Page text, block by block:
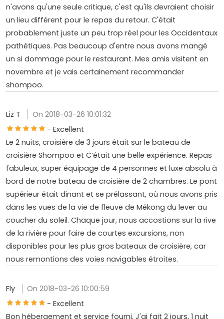
n'avons qu'une seule critique, c'est qu'ils devraient choisir
un lieu différent pour le repas du retour. C'était
probablement juste un peu trop réel pour les Occidentaux
pathétiques. Pas beaucoup d'entre nous avons mangé
un si dommage pour le restaurant. Mes amis visitent en
novembre et je vais certainement recommander
shompoo.
Liz T
On 2018-03-26 10:01:32
- Excellent
Le 2 nuits, croisière de 3 jours était sur le bateau de
croisière Shompoo et C’était une belle expérience. Repas
fabuleux, super équipage de 4 personnes et luxe absolu à
bord de notre bateau de croisière de 2 chambres. Le pont
supérieur était dinant et se prélassant, où nous avons pris
dans les vues de la vie de fleuve de Mékong du lever au
coucher du soleil. Chaque jour, nous accostions sur la rive
de la rivière pour faire de courtes excursions, non
disponibles pour les plus gros bateaux de croisière, car
nous remontions des voies navigables étroites.
Fly
On 2018-03-26 10:00:59
- Excellent
Bon hébergement et service fourni. J'ai fait 2 jours, 1 nuit